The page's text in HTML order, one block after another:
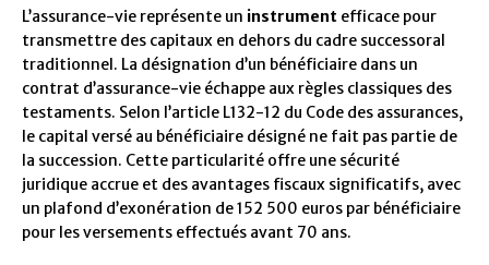
L’assurance-vie représente un instrument efficace pour
transmettre des capitaux en dehors du cadre successoral
traditionnel. La désignation d’un bénéficiaire dans un
contrat d’assurance-vie échappe aux règles classiques des
testaments. Selon l’article L132-12 du Code des assurances,
le capital versé au bénéficiaire désigné ne fait pas partie de
la succession. Cette particularité offre une sécurité
juridique accrue et des avantages fiscaux significatifs, avec
un plafond d’exonération de 152 500 euros par bénéficiaire
pour les versements effectués avant 70 ans.